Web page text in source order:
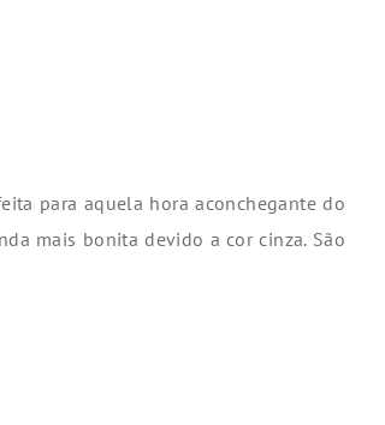
para aquela hora aconchegante do
mais bonita devido a cor cinza. São